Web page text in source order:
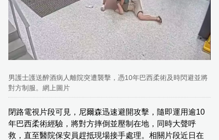
男護士護送醉酒病人離院突遭襲擊，憑10年巴西柔術及時閃避並將
對方制服。網上圖片
閉路電視片段可見，尼爾森迅速避開攻擊，隨即運用逾10
年巴西柔術經驗，將對方摔倒並壓制在地，同時大聲呼
救，直至醫院保安員趕抵現場接手處理。相關片段近日在